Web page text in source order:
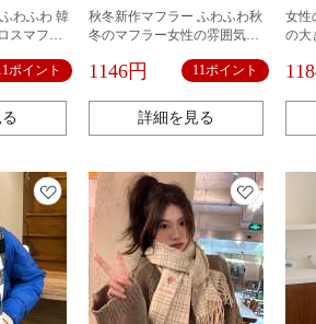
わふわ 韓
スマフラ
千鳥格子
ポイント
秋冬新作マフラー ふわふわ秋
冬のマフラー女性の雰囲気チ
リンジストールカップル保温
1146円 11ポイント
詳細を見る
女性
の大
ョ